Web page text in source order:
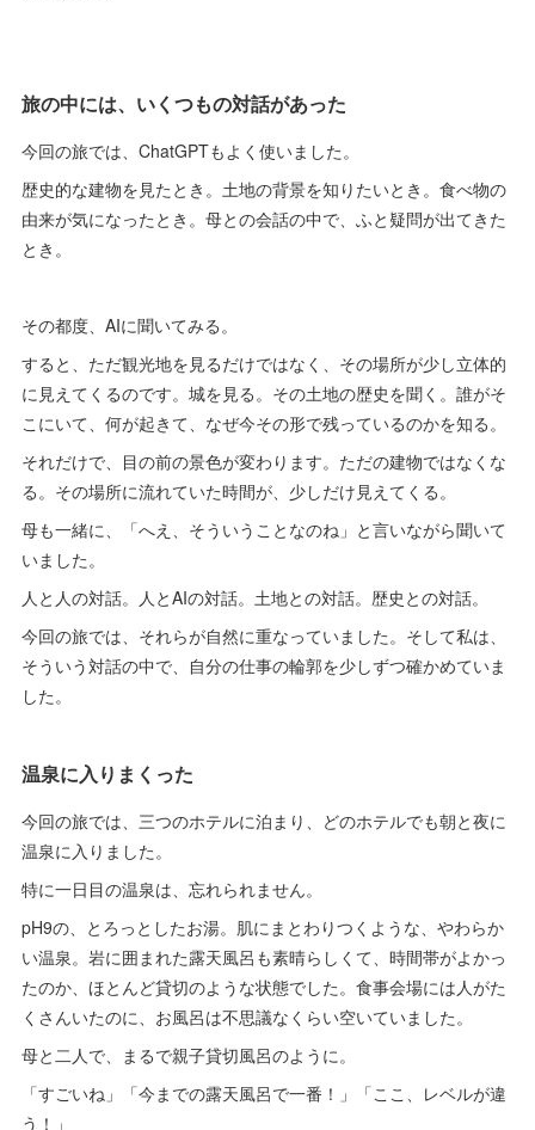
旅の中には、いくつもの対話があった
今回の旅では、ChatGPTもよく使いました。
歴史的な建物を見たとき。土地の背景を知りたいとき。食べ物の
由来が気になったとき。母との会話の中で、ふと疑問が出てきた
とき。
その都度、AIに聞いてみる。
すると、ただ観光地を見るだけではなく、その場所が少し立体的
に見えてくるのです。城を見る。その土地の歴史を聞く。誰がそ
こにいて、何が起きて、なぜ今その形で残っているのかを知る。
それだけで、目の前の景色が変わります。ただの建物ではなくな
る。その場所に流れていた時間が、少しだけ見えてくる。
母も一緒に、「へえ、そういうことなのね」と言いながら聞いて
いました。
人と人の対話。人とAIの対話。土地との対話。歴史との対話。
今回の旅では、それらが自然に重なっていました。そして私は、
そういう対話の中で、自分の仕事の輪郭を少しずつ確かめていま
した。
温泉に入りまくった
今回の旅では、三つのホテルに泊まり、どのホテルでも朝と夜に
温泉に入りました。
特に一日目の温泉は、忘れられません。
pH9の、とろっとしたお湯。肌にまとわりつくような、やわらか
い温泉。岩に囲まれた露天風呂も素晴らしくて、時間帯がよかっ
たのか、ほとんど貸切のような状態でした。食事会場には人がた
くさんいたのに、お風呂は不思議なくらい空いていました。
母と二人で、まるで親子貸切風呂のように。
「すごいね」「今までの露天風呂で一番！」「ここ、レベルが違
う！」